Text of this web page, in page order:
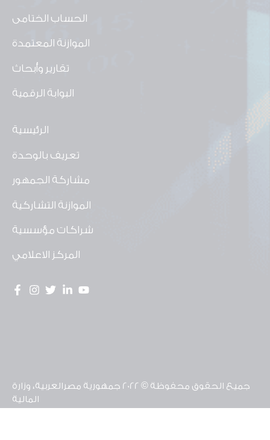
الحساب الختامى
الموازنة المعتمدة
تقارير وأبحاث
البوابة الرقمية
الرئيسية
تعريف بالوحدة
مشاركة الجمهور
الموازنة التشاركية
شراكات مؤسسية
المركز الاعلامي
جميع الحقوق محفوظة © 2022 جمهورية مصرالعربية، وزارة
المالية